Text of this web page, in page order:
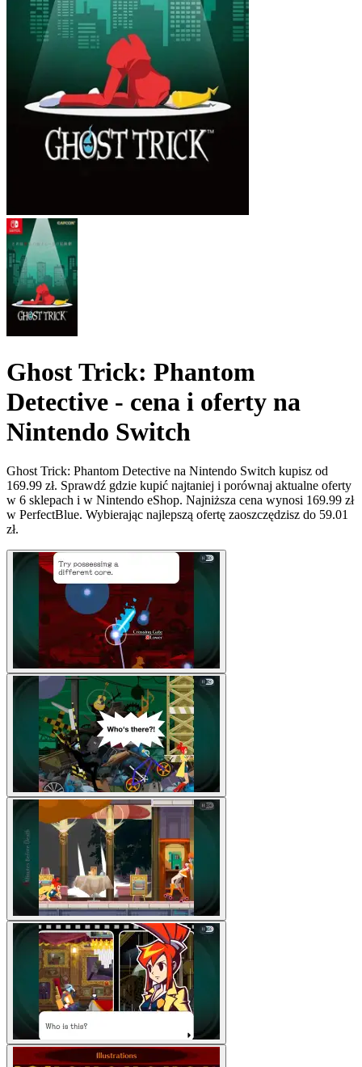
Ghost Trick: Phantom
Detective - cena i oferty na
Nintendo Switch
Ghost Trick: Phantom Detective na Nintendo Switch kupisz od
169.99 zł. Sprawdź gdzie kupić najtaniej i porównaj aktualne oferty
w 6 sklepach i w Nintendo eShop. Najniższa cena wynosi 169.99 zł
w PerfectBlue. Wybierając najlepszą ofertę zaoszczędzisz do 59.01
zł.